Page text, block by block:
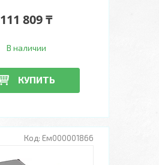
111 809 ₸
В наличии
КУПИТЬ
Ем000001866